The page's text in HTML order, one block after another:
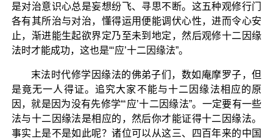
是对治意识心总是妄想纷飞、寻思不断。这五种观修行门
各有其所治与对治，懂得运用便能调伏心性，进而令心安
止，渐进能生起欲界定乃至未到地定，然后观修十二因缘
法时才能成功，这也是“‘应’十二因缘法”。
末法时代修学因缘法的佛弟子们，数如庵摩罗子，但
是竟无一人得证。追究大家不能与十二因缘法相应的原
因，就是因为没有先修学“‘应’十二因缘法”。一定要有一些
法与十二因缘法是相应的，然后你才能证得十二因缘法。
事实上是不是如此呢？诸位可以从这三、四百年来的中国